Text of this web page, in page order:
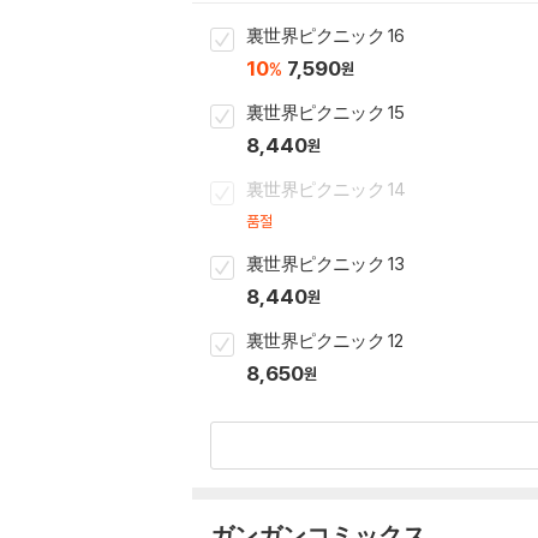
裏世界ピクニック 16
10% 7,590원
裏世界ピクニック 15
8,440원
裏世界ピクニック 14
품절
裏世界ピクニック 13
8,440원
裏世界ピクニック 12
8,650원